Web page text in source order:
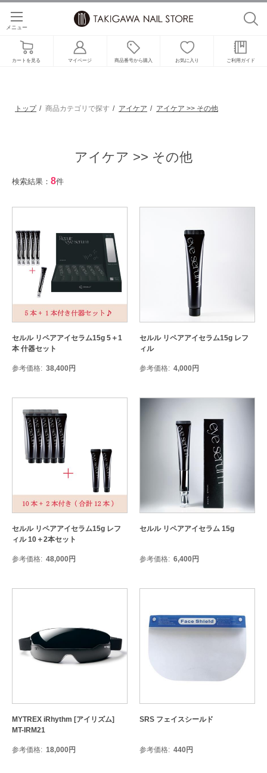
カートを見る マイページ 商品番号から購入 お気に入り ご利用ガイド
メニュー
トップ 商品カテゴリで探す アイケア アイケア >> その他
アイケア >> その他
検索結果： 8件
セルル リペアアイセラム15g 5＋1
本 什器セット
参考価格 38,400円
セルル リペアアイセラム15g レフ
ィル
参考価格 4,000円
セルル リペアアイセラム15g レフ
ィル 10＋2本セット
参考価格 48,000円
セルル リペアアイセラム 15g
参考価格 6,400円
MYTREX iRhythm [アイリズム]
MT-IRM21
参考価格 18,000円
SRS フェイスシールド
参考価格 440円